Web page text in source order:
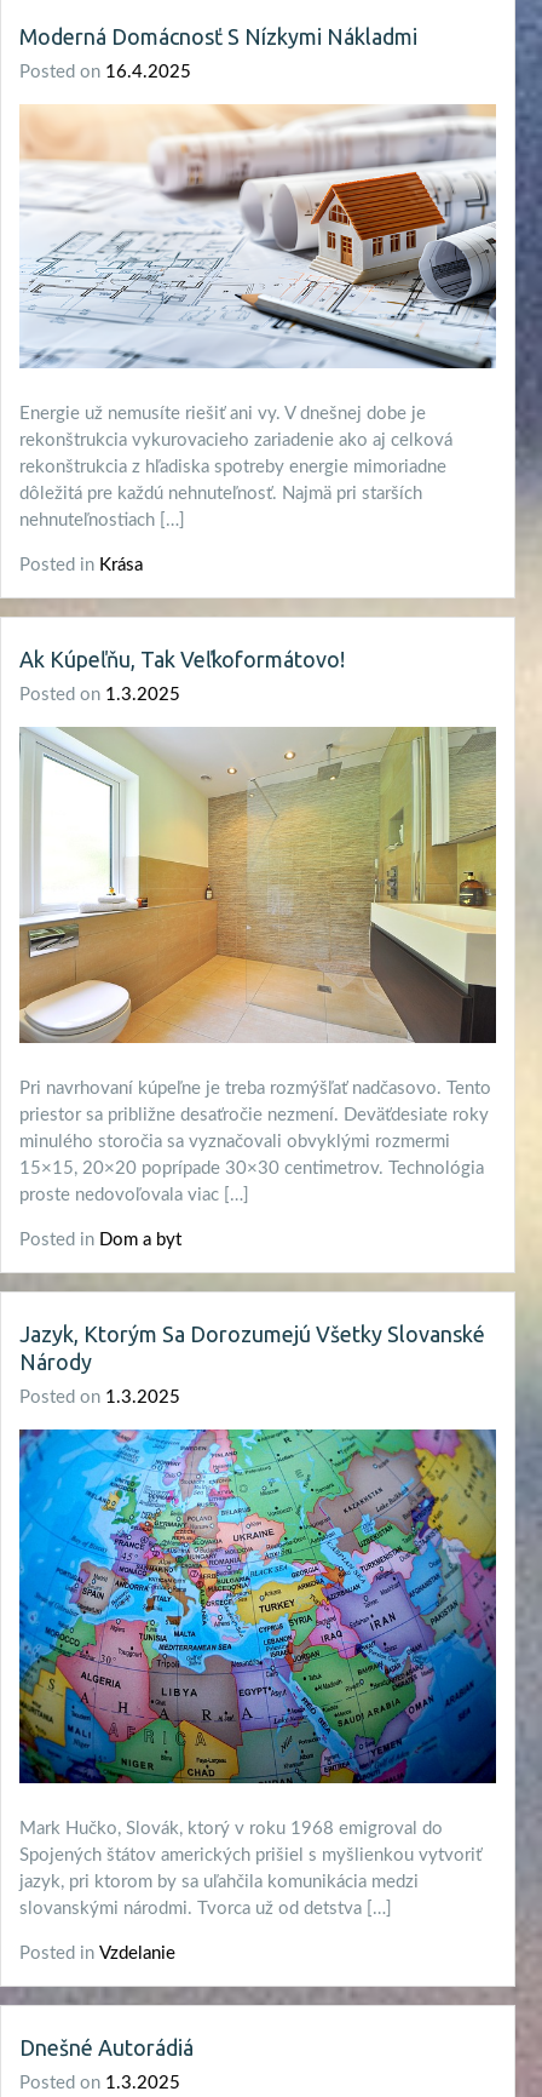
Moderná Domácnosť S Nízkymi Nákladmi
Posted on 16.4.2025
Energie už nemusíte riešiť ani vy. V dnešnej dobe je
rekonštrukcia vykurovacieho zariadenie ako aj celková
rekonštrukcia z hľadiska spotreby energie mimoriadne
dôležitá pre každú nehnuteľnosť. Najmä pri starších
nehnuteľnostiach […]
Posted in Krása
Ak Kúpeľňu, Tak Veľkoformátovo!
Posted on 1.3.2025
Pri navrhovaní kúpeľne je treba rozmýšľať nadčasovo. Tento
priestor sa približne desaťročie nezmení. Deväťdesiate roky
minulého storočia sa vyznačovali obvyklými rozmermi
15×15, 20×20 poprípade 30×30 centimetrov. Technológia
proste nedovoľovala viac […]
Posted in Dom a byt
Jazyk, Ktorým Sa Dorozumejú Všetky Slovanské
Národy
Posted on 1.3.2025
Mark Hučko, Slovák, ktorý v roku 1968 emigroval do
Spojených štátov amerických prišiel s myšlienkou vytvoriť
jazyk, pri ktorom by sa uľahčila komunikácia medzi
slovanskými národmi. Tvorca už od detstva […]
Posted in Vzdelanie
Dnešné Autorádiá
Posted on 1.3.2025